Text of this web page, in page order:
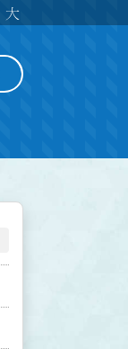
大